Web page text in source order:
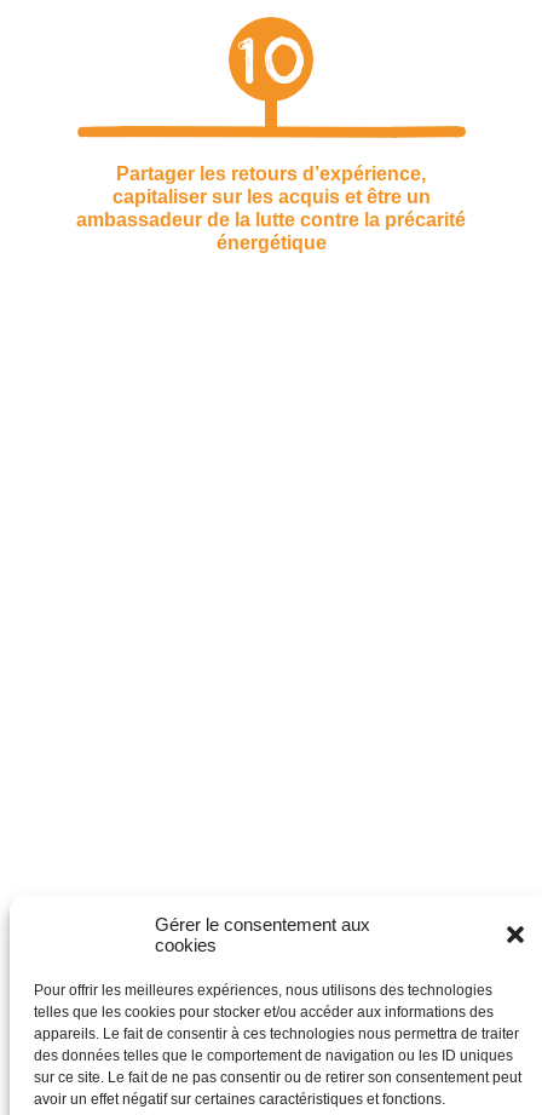
Gérer le consentement aux
cookies
Pour offrir les meilleures expériences, nous utilisons des technologies
telles que les cookies pour stocker et/ou accéder aux informations des
appareils. Le fait de consentir à ces technologies nous permettra de traiter
des données telles que le comportement de navigation ou les ID uniques
sur ce site. Le fait de ne pas consentir ou de retirer son consentement peut
avoir un effet négatif sur certaines caractéristiques et fonctions.
10
Partager les retours d’expérience,
capitaliser sur les acquis et être un
ambassadeur de la lutte contre la précarité
énergétique
Questions sur le programme :
territoires@stopexclusionenergetique.org
Questions sur la communication :